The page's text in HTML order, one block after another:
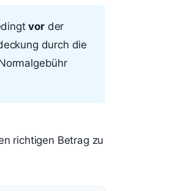
vorder
durch die
richtigen Betrag zu